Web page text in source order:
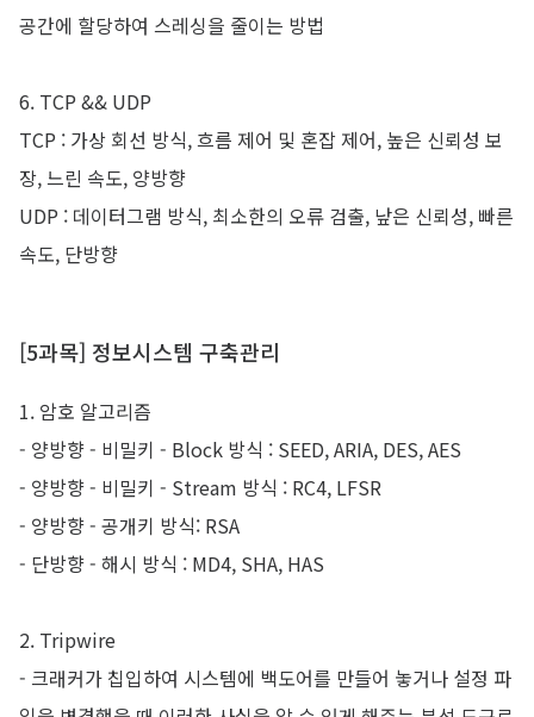
공간에 할당하여 스레싱을 줄이는 방법
6. TCP && UDP
TCP : 가상 회선 방식, 흐름 제어 및 혼잡 제어, 높은 신뢰성 보
장, 느린 속도, 양방향
UDP : 데이터그램 방식, 최소한의 오류 검출, 낲은 신뢰성, 빠른
속도, 단방향
[5과목] 정보시스템 구축관리
1. 암호 알고리즘
- 양방향 - 비밀키 - Block 방식 : SEED, ARIA, DES, AES
- 양방향 - 비밀키 - Stream 방식 : RC4, LFSR
- 양방향 - 공개키 방식: RSA
- 단방향 - 해시 방식 : MD4, SHA, HAS
2. Tripwire
- 크래커가 칩입하여 시스템에 백도어를 만들어 놓거나 설정 파